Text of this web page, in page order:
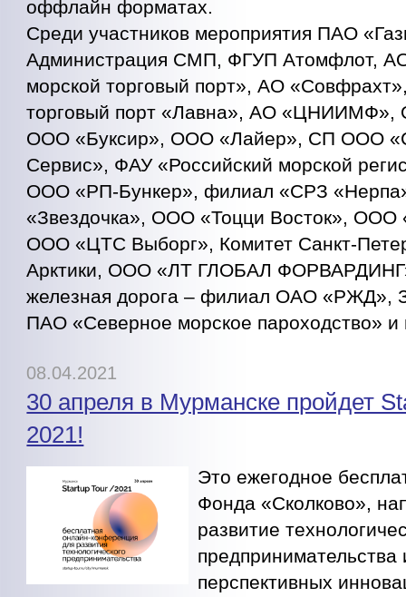
оффлайн форматах.
Среди участников мероприятия ПАО
Администрация СМП, ФГУП Атомфлот,
морской торговый порт», АО
торговый порт «Лавна», АО «ЦНИИМФ»,
ООО «Буксир», ООО «Лайер», СП ООО
Сервис», ФАУ «Российский морской
ООО «РП-Бункер», филиал «СРЗ
«Звездочка», ООО «Тоцци Восток», ООО
ООО «ЦТС Выборг», Комитет Санкт-
Арктики, ООО «ЛТ ГЛОБАЛ
железная дорога – филиал ОАО «РЖД»,
ПАО «Северное морское пароходство» и
08.04.2021
30 апреля в Мурманске пройдет
2021!
Это ежегодное
Фонда «Сколково»,
развитие
предпринимательства
перспективных